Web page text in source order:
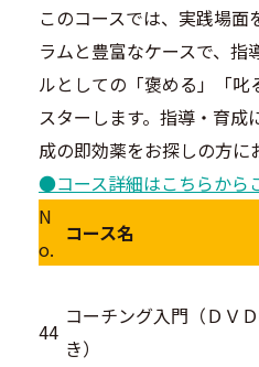
このコースでは、実践場面
ラムと豊富なケースで、指
ルとしての「褒める」「
スターします。指導・育成
成の即効薬をお探しの方に
●コース詳細はこちらから
N
o.
コース名
44
コーチング入門（ＤＶ
き）